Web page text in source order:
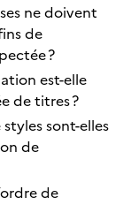
ne doivent
de
?
est-elle
de titres ?
styles sont-elles
de
de